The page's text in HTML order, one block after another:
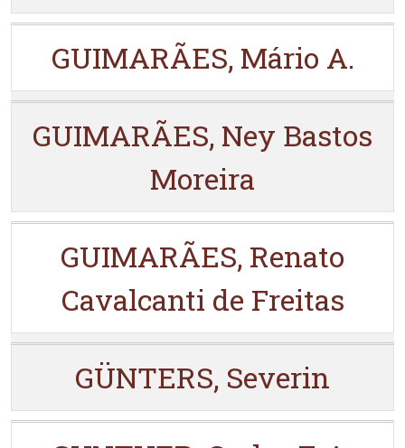
GUIMARÃES, Mário A.
GUIMARÃES, Ney Bastos
Moreira
GUIMARÃES, Renato
Cavalcanti de Freitas
GÜNTERS, Severin